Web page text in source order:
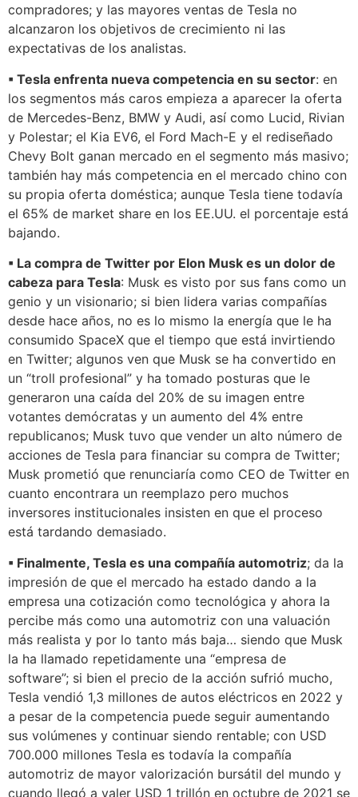
compradores; y las mayores ventas de Tesla no
alcanzaron los objetivos de crecimiento ni las
expectativas de los analistas.
▪ Tesla enfrenta nueva competencia en su sector: en
los segmentos más caros empieza a aparecer la oferta
de Mercedes-Benz, BMW y Audi, así como Lucid, Rivian
y Polestar; el Kia EV6, el Ford Mach-E y el rediseñado
Chevy Bolt ganan mercado en el segmento más masivo;
también hay más competencia en el mercado chino con
su propia oferta doméstica; aunque Tesla tiene todavía
el 65% de market share en los EE.UU. el porcentaje está
bajando.
▪ La compra de Twitter por Elon Musk es un dolor de
cabeza para Tesla: Musk es visto por sus fans como un
genio y un visionario; si bien lidera varias compañías
desde hace años, no es lo mismo la energía que le ha
consumido SpaceX que el tiempo que está invirtiendo
en Twitter; algunos ven que Musk se ha convertido en
un “troll profesional” y ha tomado posturas que le
generaron una caída del 20% de su imagen entre
votantes demócratas y un aumento del 4% entre
republicanos; Musk tuvo que vender un alto número de
acciones de Tesla para financiar su compra de Twitter;
Musk prometió que renunciaría como CEO de Twitter en
cuanto encontrara un reemplazo pero muchos
inversores institucionales insisten en que el proceso
está tardando demasiado.
▪ Finalmente, Tesla es una compañía automotriz; da la
impresión de que el mercado ha estado dando a la
empresa una cotización como tecnológica y ahora la
percibe más como una automotriz con una valuación
más realista y por lo tanto más baja… siendo que Musk
la ha llamado repetidamente una “empresa de
software”; si bien el precio de la acción sufrió mucho,
Tesla vendió 1,3 millones de autos eléctricos en 2022 y
a pesar de la competencia puede seguir aumentando
sus volúmenes y continuar siendo rentable; con USD
700.000 millones Tesla es todavía la compañía
automotriz de mayor valorización bursátil del mundo y
cuando llegó a valer USD 1 trillón en octubre de 2021 se